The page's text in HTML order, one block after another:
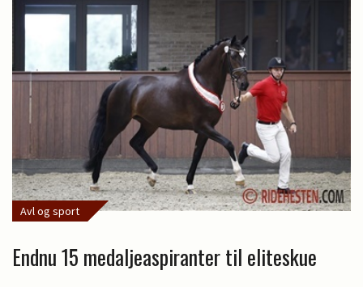
Avl og sport
Endnu 15 medaljeaspiranter til eliteskue